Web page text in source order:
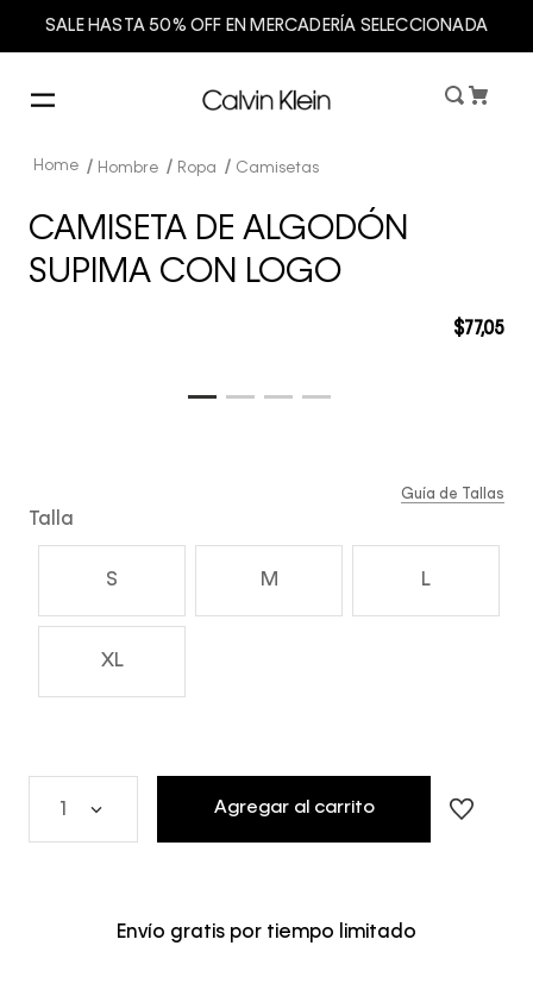
SALE HASTA 50% OFF EN MERCADERÍA SELECCIONADA
Hombre Ropa Camisetas
CAMISETA DE ALGODÓN
SUPIMA CON LOGO
$77,05
Talla
S M L
XL
Guía de Tallas
Agregar al carrito
Envío gratis por tiempo limitado